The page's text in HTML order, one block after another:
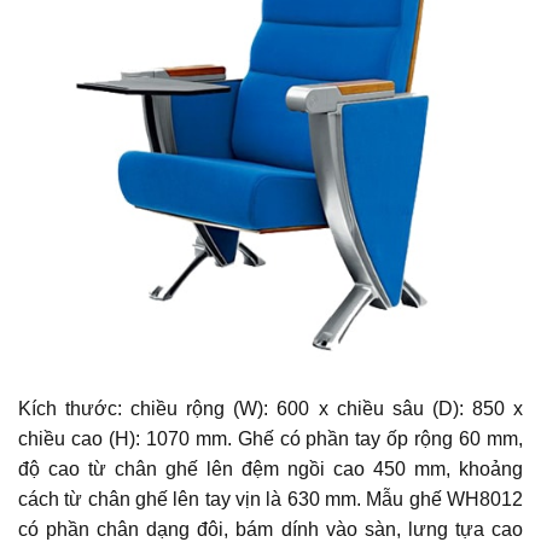
Kích thước: chiều rộng (W): 600 x chiều sâu (D): 850 x
chiều cao (H): 1070 mm. Ghế có phần tay ốp rộng 60 mm,
độ cao từ chân ghế lên đệm ngồi cao 450 mm, khoảng
cách từ chân ghế lên tay vịn là 630 mm. Mẫu ghế WH8012
có phần chân dạng đôi, bám dính vào sàn, lưng tựa cao